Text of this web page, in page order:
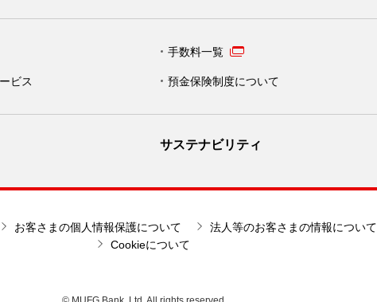
手数料一覧
ビス 預金保険制度について
サステナビリティ
お客さまの個人情報保護について 法人等のお客さまの情報について
Cookieについて